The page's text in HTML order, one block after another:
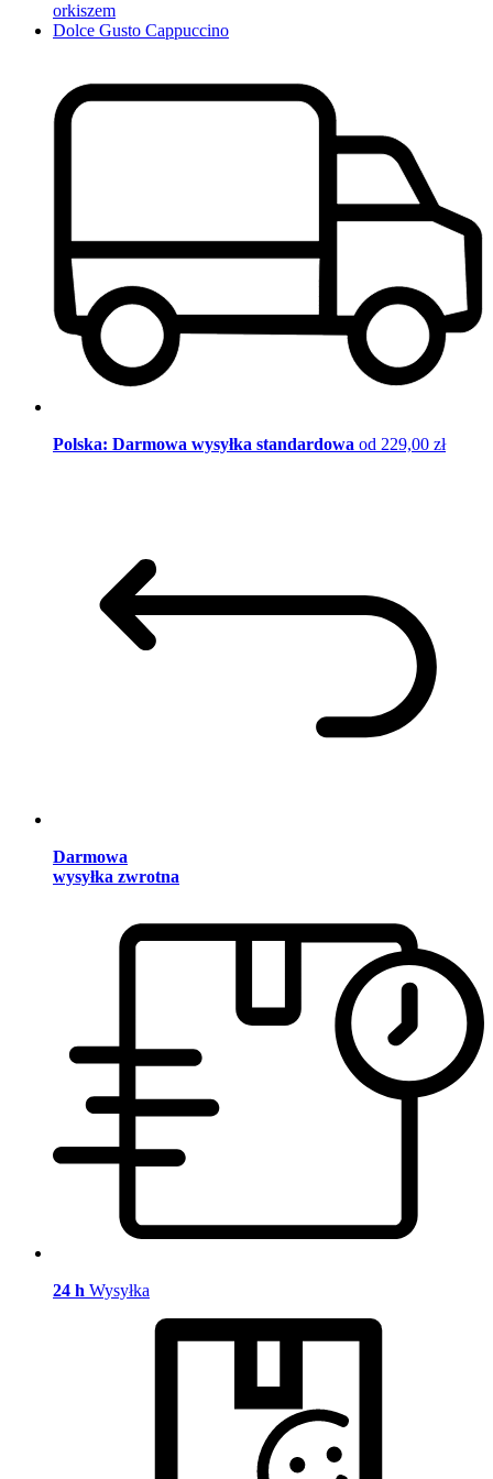
orkiszem
Dolce Gusto Cappuccino
Polska: Darmowa wysyłka standardowa od 229,00 zł
Darmowa
wysyłka zwrotna
24 h Wysyłka